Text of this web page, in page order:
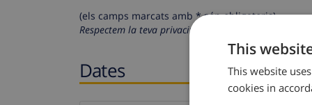
(els camps marcats amb * són obligatoris)
Respectem la teva privacitat. Les teves dades
Dates
This
This website
cookies in